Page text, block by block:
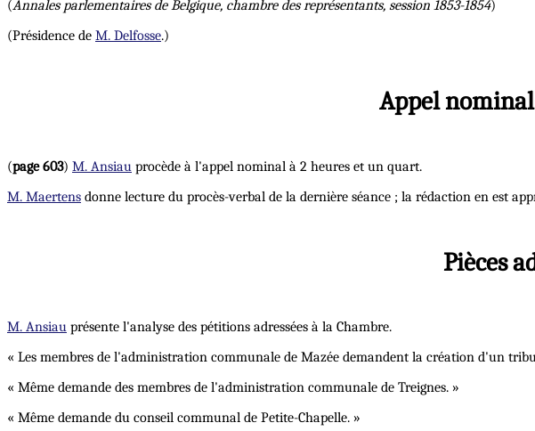
(Annales parlementaires de Belgique, chambre des représentants, session 1853-1854)
(Présidence de M. Delfosse.)
Appel
(page 603) M. Ansiau procède à l'appel nominal à 2 heures et un quart.
M. Maertens donne lecture du procès-verbal de la dernière séance ; la rédaction en est
Pièces
M. Ansiau présente l'analyse des pétitions adressées à la Chambre.
« Les membres de l'administration communale de Mazée demandent la création d'un
« Même demande des membres de l'administration communale de Treignes. »
« Même demande du conseil communal de Petite-Chapelle. »